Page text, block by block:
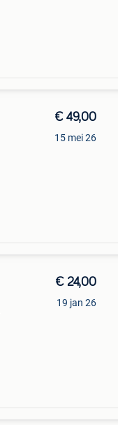
€ 49,00
15 mei 26
€ 24,00
19 jan 26